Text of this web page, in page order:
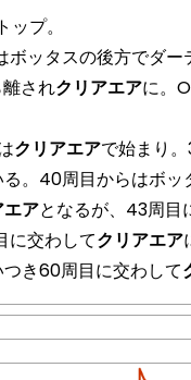
プ。
ボッタスの後方でダー
されクリアエアに。
クリアエアで始まり
。40周目からはボッ
エアとなるが、43周目
に交わしてクリアエア
き60周目に交わして